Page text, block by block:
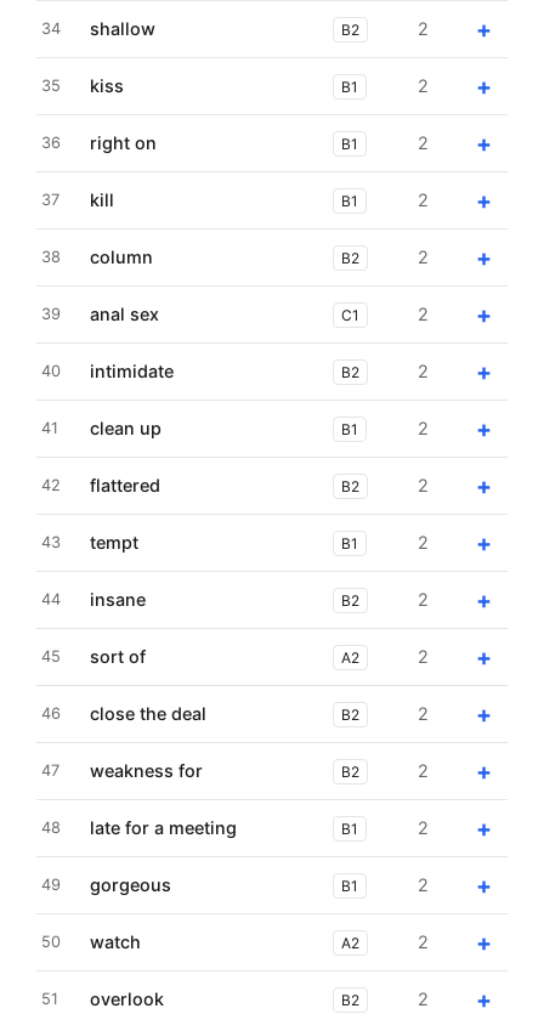
34 shallow B2 2 +
35 kiss B1 2 +
36 right on B1 2 +
37 kill B1 2 +
38 column B2 2 +
39 anal sex C1 2 +
40 intimidate B2 2 +
41 clean up B1 2 +
42 flattered B2 2 +
43 tempt B1 2 +
44 insane B2 2 +
45 sort of A2 2 +
46 close the deal B2 2 +
47 weakness for B2 2 +
48 late for a meeting B1 2 +
49 gorgeous B1 2 +
50 watch A2 2 +
51 overlook B2 2 +